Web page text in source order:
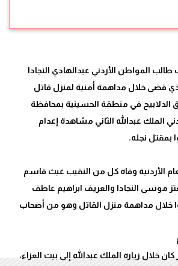
المواطن الأردني عبدالهادي النجادا
1 معتز والذي قضى خلال مداهمة أمنية لمنزل قاتل
الدلابيح في منطقة الحسينية بمحافظة
الملك عبدالله الثاني مشاهدة إعدام
الأردنية وفاة كل من النقيب غيث قاسم
والملازم /2 معتز موسى النجادا والعريف ابراهيم عاطف
خلال مداهمة منزل القاتل وهو من أصحاب
خلال زيارة الملك عبدالله إلى بيت العزاء،